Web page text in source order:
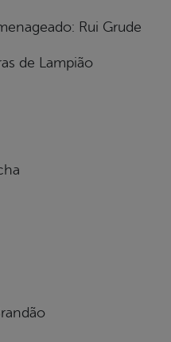
Rui Grude
de Lampião